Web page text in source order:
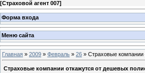
[Страховой агент 007]
Форма входа
Меню сайта
Главная » 2009 » Февраль » 26 » Страховые
Страховые компании откажутся от дешевых